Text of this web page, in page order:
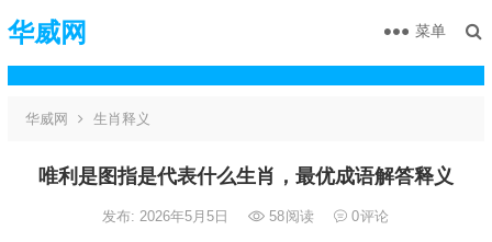
华威网 菜单
华威网 生肖释义
唯利是图指是代表什么生肖，最优成语解答释义
发布: 2026年5月5日 58阅读 0评论